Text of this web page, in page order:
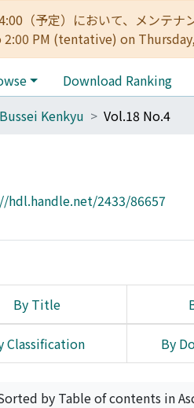
（予定）において、メン
PM (tentative) on
Download Ranking
Bussei Kenkyu Vol.18 No.4
hdl.handle.net/2433/86657
By Title
Classification By
by Table of contents in